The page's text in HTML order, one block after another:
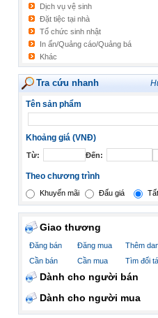
Dịch vụ vệ sinh
Đặt tiệc tại nhà
Tổ chức sinh nhật
In ấn/Quảng cáo/Quảng bá
Khác
Tra cứu nhanh
Tên sản phẩm
Khoảng giá (VNĐ)
Từ: Đến:
Theo chương trình
Khuyến mãi Đấu giá
Giao thương
Đăng bán Đăng mua
Thêm
Cần bán
Cần mua Tìm đối
Dành cho người bán
Dành cho người mua